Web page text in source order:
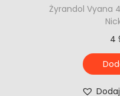
Żyrandol Vyana
4